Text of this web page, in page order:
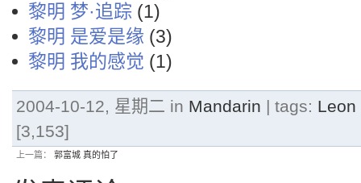
黎明 梦·追踪 (1)
黎明 是爱是缘 (3)
黎明 我的感觉 (1)
2004-10-12, 星期二 in Mandarin | tags: Leon
[3,153]
上一篇： 郭富城 真的怕了